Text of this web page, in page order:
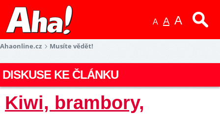
A A A
Ahaonline.cz Musíte vědět!
DISKUSE KE ČLÁNKU
Kiwi, brambory,